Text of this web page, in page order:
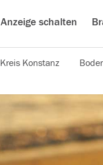
Anzeige schalten
Kreis Konstanz